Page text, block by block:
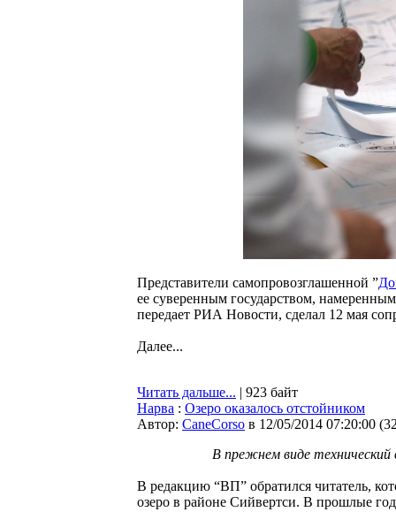
Представители самопровозглашенной ”
ее суверенным государством,
передает РИА Новости, сделал 12 мая
Далее...
Читать дальше... | 923 байт
Нарва : Озеро оказалось отстойником
Автор: CaneCorso в 12/05/2014 07:20:00 (
В прежнем виде
В редакцию “ВП” обратился читатель,
озеро в районе Сийвертси. В прошлые